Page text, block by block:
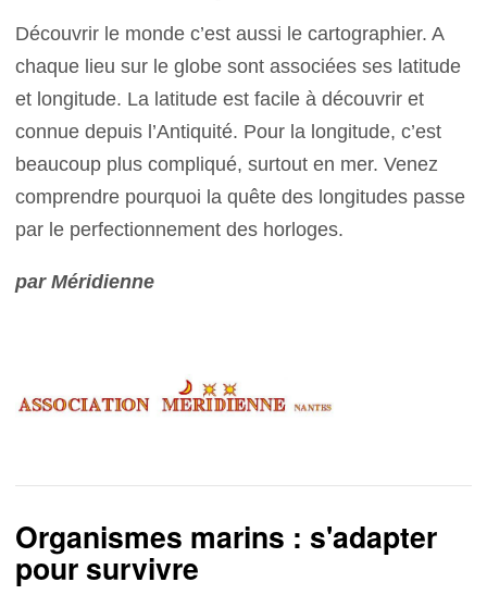
Découvrir le monde c’est aussi le cartographier. A
chaque lieu sur le globe sont associées ses latitude
et longitude. La latitude est facile à découvrir et
connue depuis l’Antiquité. Pour la longitude, c’est
beaucoup plus compliqué, surtout en mer. Venez
comprendre pourquoi la quête des longitudes passe
par le perfectionnement des horloges.
par Méridienne
Organismes marins : s'adapter
pour survivre